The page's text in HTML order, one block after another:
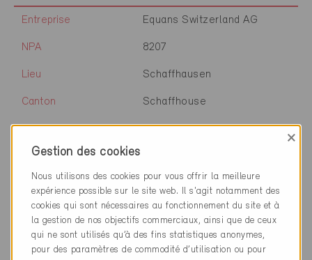
Entreprise Equans Switzerland AG
NPA 8207
Lieu Schaffhausen
Canton Schaffhouse
Site web www.equans.ch
Entreprise
Atelier für nachhaltiges
Bauen
NPA 8207
Lieu Schaffhausen
Gestion des cookies
×
Nous utilisons des cookies pour vous offrir la meilleure
expérience possible sur le site web. Il s'agit notamment des
cookies qui sont nécessaires au fonctionnement du site et à
la gestion de nos objectifs commerciaux, ainsi que de ceux
qui ne sont utilisés qu’à des fins statistiques anonymes,
pour des paramètres de commodité d’utilisation ou pour